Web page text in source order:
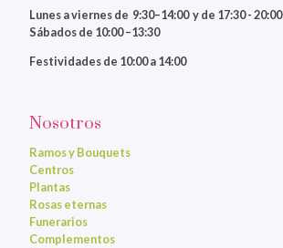
Lunes a viernesde 9:30–14:00 y de 17:30 - 20:00
Sábados de 10:00 –13:30
Festividades de 10:00 a 14:00
Nosotros
Ramos y Bouquets
Centros
Plantas
Rosas eternas
Funerarios
Complementos